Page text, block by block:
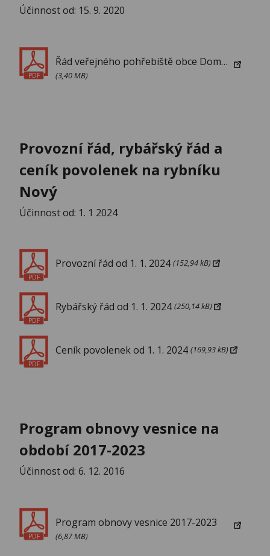
Účinnost od: 15. 9. 2020
Řád veřejného pohřebiště obce Domanín
(3,40 MB)
PDF
Provozní řád, rybářský řád a
ceník povolenek na rybníku
Nový
Účinnost od: 1. 1 2024
Provozní řád od 1. 1. 2024 (152,94 kB)
PDF
Rybářský řád od 1. 1. 2024 (250,14 kB)
PDF
Ceník povolenek od 1. 1. 2024 (169,93 kB)
PDF
Program obnovy vesnice na
období 2017-2023
Účinnost od: 6. 12. 2016
Program obnovy vesnice 2017-2023
(6,87 MB)
PDF